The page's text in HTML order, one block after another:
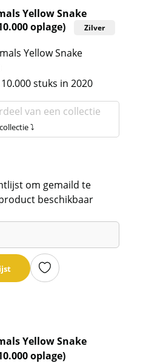
Yellow Snake
oplage)
Zilver
Yellow Snake
stuks in 2020
van een collectie
⤵
om gemaild te
beschikbaar
Yellow Snake
oplage)